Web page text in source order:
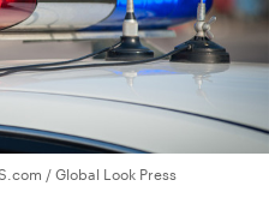
/ Global Look Press